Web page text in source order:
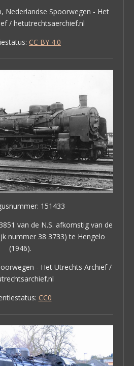
Nederlandse Spoorwegen - Het
/ hetutrechtsaerchief.nl
CC BY 4.0
151433
van de N.S. afkomstig van de
nummer 38 3733) te Hengelo
(1946).
- Het Utrechts Archief /
CC0